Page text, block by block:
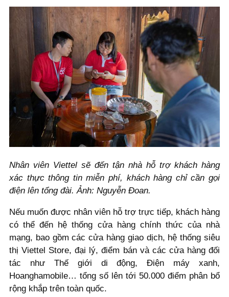
Nhân viên Viettel sẽ đến tận nhà hỗ trợ khách hàng
xác thực thông tin miễn phí, khách hàng chỉ cần gọi
điện lên tổng đài. Ảnh: Nguyễn Đoan.
Nếu muốn được nhân viên hỗ trợ trực tiếp, khách hàng
có thể đến hệ thống cửa hàng chính thức của nhà
mạng, bao gồm các cửa hàng giao dịch, hệ thống siêu
thị Viettel Store, đại lý, điểm bán và các cửa hàng đối
tác như Thế giới di động, Điện máy xanh,
Hoanghamobile… tổng số lên tới 50.000 điểm phân bổ
rộng khắp trên toàn quốc.